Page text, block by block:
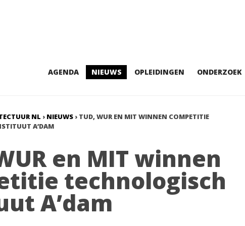
AGENDA NIEUWS OPLEIDINGEN ONDERZOEK
NL › NIEUWS › TUD, WUR EN MIT WINNEN COMPETITIE
A’DAM
en MIT winnen
technologisch
A’dam